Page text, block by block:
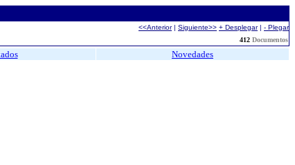
<<Anterior| Siguiente>> + Desplegar| - Plegar
412 Documentos
Novedades